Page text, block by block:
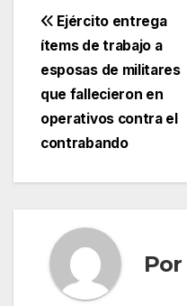
Navegación
de
entradas
Ejército entrega
ítems de trabajo a
esposas de militares
que fallecieron en
operativos contra el
contrabando
Por